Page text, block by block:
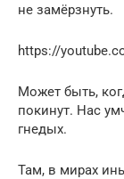
не замёрзнуть.
https://
Может быть,
покинут. Нас
гнедых.
Там, в мирах